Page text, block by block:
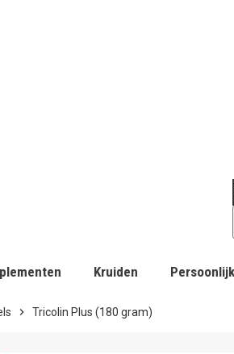
Kruiden
chevron_right Tricolin Plus (180 gram)